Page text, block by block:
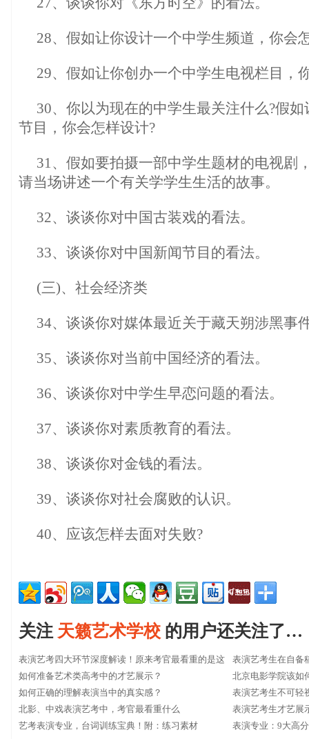
28、假如让你设计一个中学生频道，你会
29、假如让你创办一个中学生电视栏目，
30、你以为现在的中学生最关注什么?假
节目，你会怎样设计?
31、假如要拍摄一部中学生题材的电视剧
请当场讲述一个有关学学生生活的故事。
32、谈谈你对中国古装戏的看法。
33、谈谈你对中国新闻节目的看法。
(三)、社会经济类
34、谈谈你对媒体最近关于藏天朔涉黑事
35、谈谈你对当前中国经济的看法。
36、谈谈你对中学生早恋问题的看法。
37、谈谈你对素质教育的看法。
38、谈谈你对金钱的看法。
39、谈谈你对社会腐败的认识。
40、应该怎样去面对失败?
关注 天籁艺术学校 的用户还关注了…
表演艺考四大环节深度解读！原来考官最看重的是这
些！
如何准备艺术类高考中的才艺展示？
如何正确的理解表演当中的真实感？
北影、中戏表演艺考中，考官最看重什么
艺考表演专业，台词训练宝典！附：练习素材
表演艺考生在自备
北京电影学院该如
表演艺考生不可轻
表演艺考生才艺展
表演专业：9大高